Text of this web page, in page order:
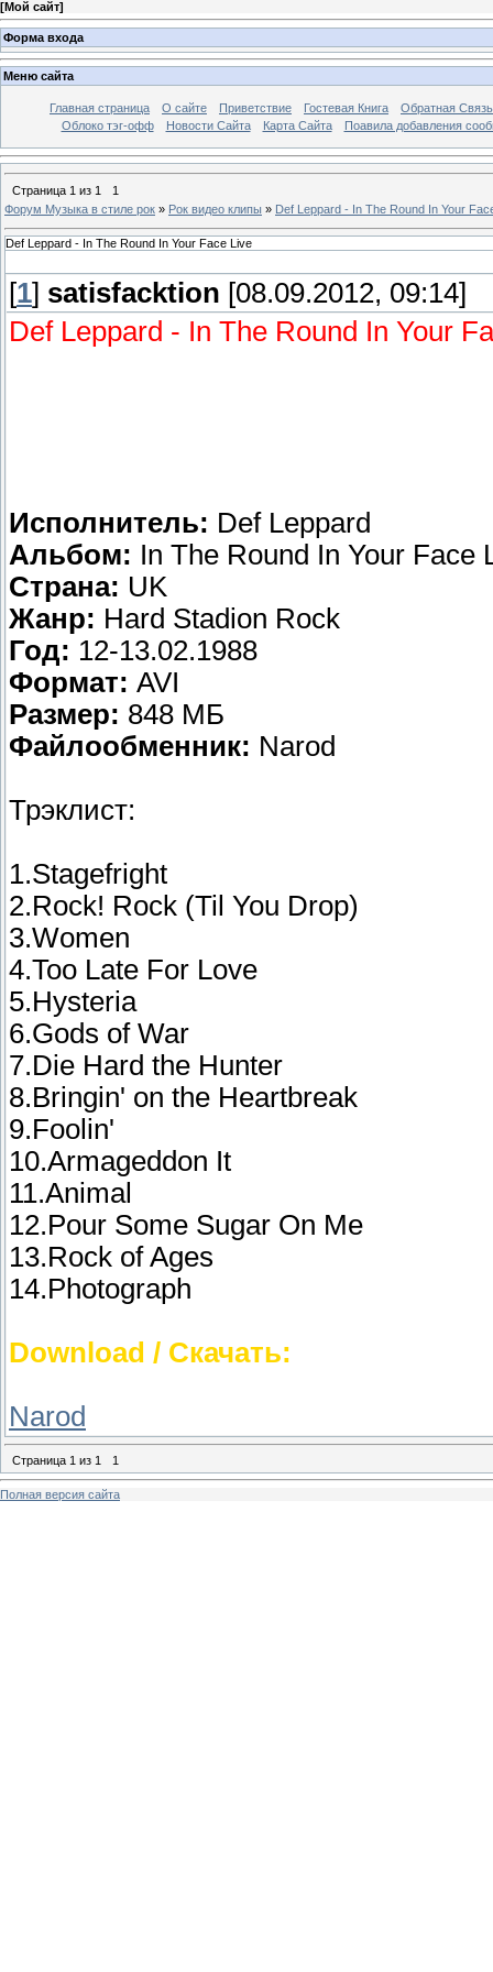
[Мой сайт]
Форма входа
Меню сайта
Главная страница О сайте Приветствие Гостевая Книга
Обратная Связь
Облоко тэг-офф
Новости Сайта Карта Сайта Поавила добавления
Страница 1 из 1
1
Форум Музыка в стиле рок » Рок видео клипы » Def Leppard - In The Round In Your
Def Leppard - In The Round In Your Face Live
[1] satisfacktion [08.09.2012, 09:14]
Def Leppard - In The Round In Your
Исполнитель: Def Leppard
Альбом: In The Round In Your Face
Страна: UK
Жанр: Hard Stadion Rock
Год: 12-13.02.1988
Формат: AVI
Размер: 848 МБ
Файлообменник: Narod
Трэклист:
1.Stagefright
2.Rock! Rock (Til You Drop)
3.Women
4.Too Late For Love
5.Hysteria
6.Gods of War
7.Die Hard the Hunter
8.Bringin' on the Heartbreak
9.Foolin'
10.Armageddon It
11.Animal
12.Pour Some Sugar On Me
13.Rock of Ages
14.Photograph
Download / Скачать:
Narod
Страница 1 из 1 1
Полная версия сайта